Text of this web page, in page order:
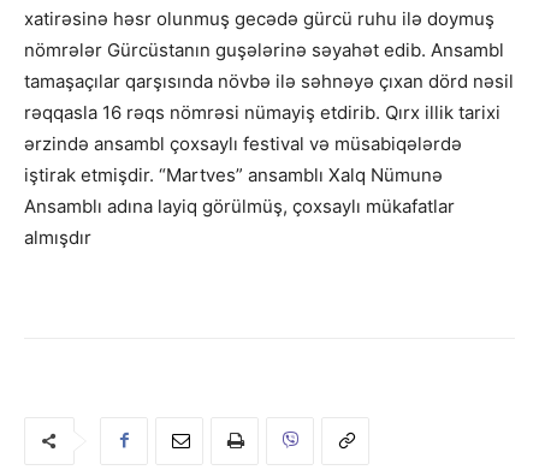
xatirəsinə həsr olunmuş gecədə gürcü ruhu ilə doymuş
nömrələr Gürcüstanın guşələrinə səyahət edib. Ansambl
tamaşaçılar qarşısında növbə ilə səhnəyə çıxan dörd nəsil
rəqqasla 16 rəqs nömrəsi nümayiş etdirib. Qırx illik tarixi
ərzində ansambl çoxsaylı festival və müsabiqələrdə
iştirak etmişdir. “Martves” ansamblı Xalq Nümunə
Ansamblı adına layiq görülmüş, çoxsaylı mükafatlar
almışdır